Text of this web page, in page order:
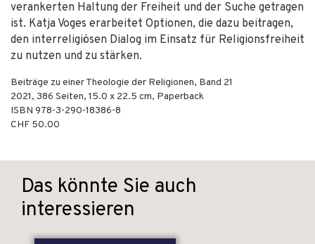
verankerten Haltung der Freiheit und der Suche getragen
ist. Katja Voges erarbeitet Optionen, die dazu beitragen,
den interreligiösen Dialog im Einsatz für Religionsfreiheit
zu nutzen und zu stärken.
Beiträge zu einer Theologie der Religionen, Band 21
2021, 386 Seiten, 15.0 x 22.5 cm, Paperback
ISBN 978-3-290-18386-8
CHF 50.00
Das könnte Sie auch
interessieren